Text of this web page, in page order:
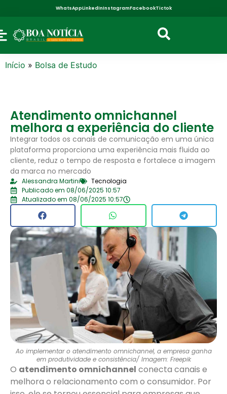
WhatsAppLinkedInInstagramFacebookTictok
Início » Bolsa de Estudo
Atendimento omnichannel
melhora a experiência do cliente
Integrar todos os canais de comunicação em uma única
plataforma proporciona uma experiência mais fluida ao
cliente, reduz o tempo de resposta e fortalece a imagem
da marca no mercado
Alessandra Martini
Tecnologia
Publicado em 08/06/2025 10:57
Atualizado em 08/06/2025 10:57
Ao implementar o atendimento omnichannel, a empresa ganha
em produtividade e consistência/ Imagem: Freepik
O atendimento omnichannel conecta canais e
melhora o relacionamento com o consumidor. Por